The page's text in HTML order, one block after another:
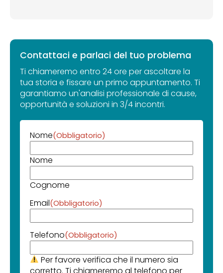
Contattaci e parlaci del tuo problema
Ti chiameremo entro 24 ore per ascoltare la
tua storia e fissare un primo appuntamento. Ti
garantiamo un'analisi professionale di cause,
opportunità e soluzioni in 3/4 incontri.
Nome(Obbligatorio)
Nome
Cognome
Email(Obbligatorio)
Telefono(Obbligatorio)
Per favore verifica che il numero sia
corretto. Ti chiameremo al telefono per